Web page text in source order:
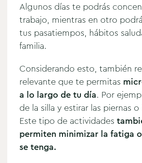
Algunos días te podrás
trabajo, mientras en otro
tus pasatiempos, hábitos
familia.
Considerando esto, también
relevante que te permitas
a lo largo de tu día. Por
de la silla y estirar las piernas
Este tipo de actividades
permiten minimizar la fatiga
se tenga.